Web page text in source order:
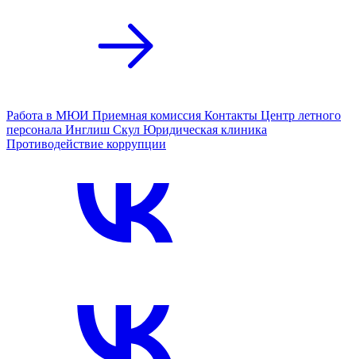
Работа в МЮИ Приемная комиссия Контакты Центр летного
персонала Инглиш Скул Юридическая клиника
Противодействие коррупции